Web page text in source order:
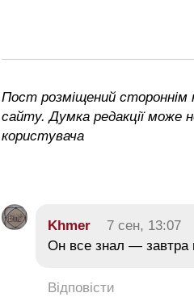
Пост розміщений стороннім
сайту. Думка редакції може
користувача
Khmer 7 сен, 13:07
Он все знал — завтра
Відповісти